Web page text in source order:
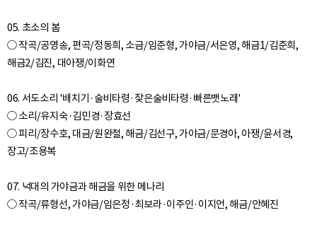
05. 초소의 봄
○ 작곡/공영송, 편곡/정동희, 소금/임준형, 가야금/서은영, 해금1/김준희,
해금2/김진, 대아쟁/이화연
06. 서도소리 '배치기·술비타령·잦은술비타령·빠른뱃노래'
○ 소리/유지숙·김민경·장효선
○ 피리/장수호, 대금/원완철, 해금/김선구, 가야금/문경아, 아쟁/윤서경,
장고/조용복
07. 넉대의 가야금과 해금을 위한 메나리
○ 작곡/류형선, 가야금/임은정·최보라·이주인·이지언, 해금/안혜진